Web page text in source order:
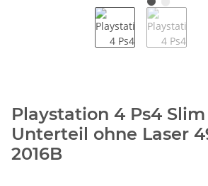
Playstation 4 Ps4
Unterteil ohne Laser
2016B